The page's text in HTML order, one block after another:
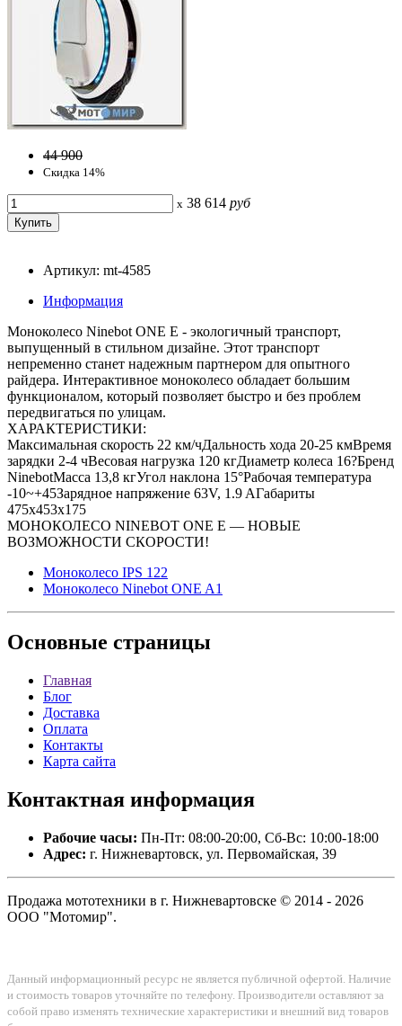
44 900
Скидка 14%
x 38 614 руб
Артикул: mt-4585
Информация
Моноколесо Ninebot ONE E - экологичный транспорт,
выпущенный в стильном дизайне. Этот транспорт
непременно станет надежным партнером для опытного
райдера. Интерактивное моноколесо обладает большим
функционалом, который позволяет быстро и без проблем
передвигаться по улицам.
ХАРАКТЕРИСТИКИ:
Максимальная скорость 22 км/чДальность хода 20-25 кмВремя
зарядки 2-4 чВесовая нагрузка 120 кгДиаметр колеса 16?Бренд
NinebotМасса 13,8 кгУгол наклона 15°Рабочая температура
-10~+45Зарядное напряжение 63V, 1.9 AГабариты
475x453x175
МОНОКОЛЕСО NINEBOT ONE E — НОВЫЕ
ВОЗМОЖНОСТИ СКОРОСТИ!
Моноколесо IPS 122
Моноколесо Ninebot ONE A1
Основные страницы
Главная
Блог
Доставка
Оплата
Контакты
Карта сайта
Контактная информация
Рабочие часы: Пн-Пт: 08:00-20:00, Сб-Вс: 10:00-18:00
Адрес: г. Нижневартовск, ул. Первомайская, 39
Продажа мототехники в г. Нижневартовске © 2014 - 2026
ООО "Мотомир".
Данный информационный ресурс не является публичной офертой. Наличие
и стоимость товаров уточняйте по телефону. Производители оставляют за
собой право изменять технические характеристики и внешний вид товаров